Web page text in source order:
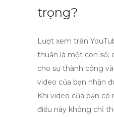
trọng?
Lượt xem trên
thuần là một con số;
cho sự thành công
video của bạn nhận
Khi video của bạn có
điều này không chỉ